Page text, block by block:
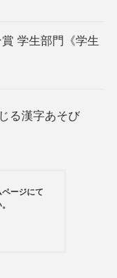
学生部門《学生
る漢字あそび
ージにて